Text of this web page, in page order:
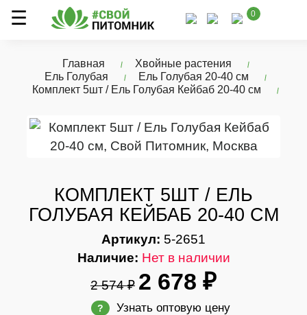
0
Главная
Хвойные растения
Ель Голубая
Ель Голубая 20-40 см
Комплект 5шт / Ель Голубая Кейбаб 20-40 см
КОМПЛЕКТ 5ШТ / ЕЛЬ
ГОЛУБАЯ КЕЙБАБ 20-40 СМ
Артикул: 5-2651
Наличие: Нет в наличии
2 574 ₽ 2 678 ₽
? Узнать оптовую цену